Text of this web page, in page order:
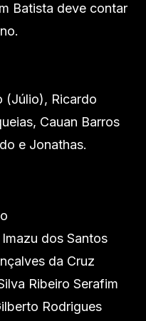
Batista deve contar
(Júlio), Ricardo
Cauan Barros
e Jonathas.
dos Santos
da Cruz
Ribeiro Serafim
Rodrigues